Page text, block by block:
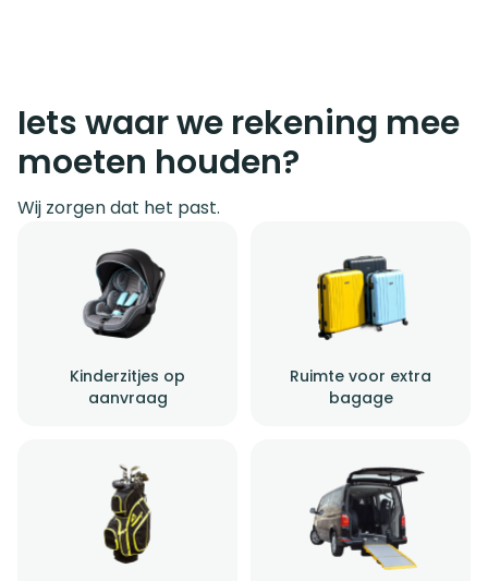
Iets waar we rekening mee
moeten houden?
Wij zorgen dat het past.
Kinderzitjes op
aanvraag
Ruimte voor extra
bagage